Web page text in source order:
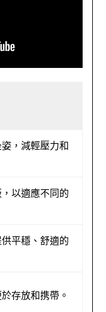
，減輕壓力和
以適應不同的
平穩、舒適的
存放和携帶。